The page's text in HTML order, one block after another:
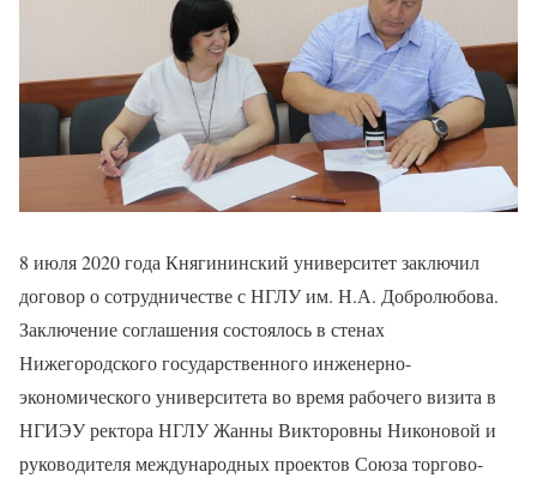
8 июля 2020 года Княгининский университет заключил
договор о сотрудничестве с НГЛУ им. Н.А. Добролюбова.
Заключение соглашения состоялось в стенах
Нижегородского государственного инженерно-
экономического университета во время рабочего визита в
НГИЭУ ректора НГЛУ Жанны Викторовны Никоновой и
руководителя международных проектов Союза торгово-